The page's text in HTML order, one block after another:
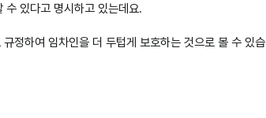
수 있다고 명시하고 있는데요.
정하여 임차인을 더 두텁게 보호하는 것으로 볼 수 있